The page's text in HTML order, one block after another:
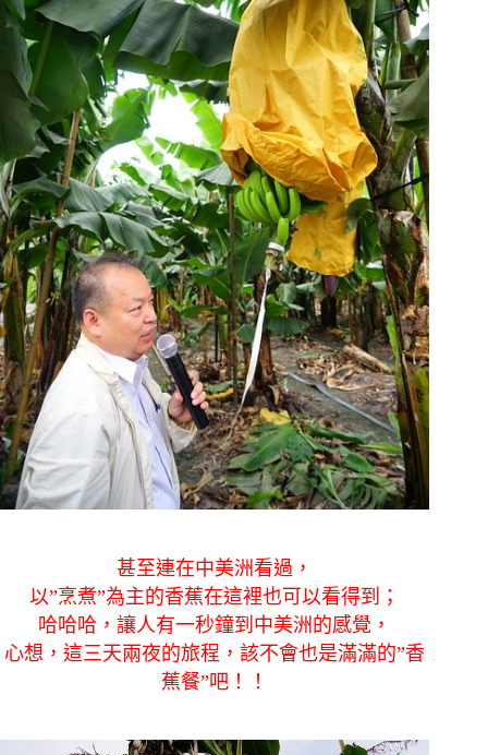
甚至連在中美洲看過，
以”烹煮”為主的香蕉在這裡也可以看得到；
哈哈哈，讓人有一秒鐘到中美洲的感覺，
心想，這三天兩夜的旅程，該不會也是滿滿的”香
蕉餐”吧！！